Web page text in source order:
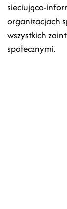
sieciująco-
organizacjach
wszystkich
społecznymi.